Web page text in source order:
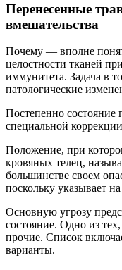
Перенесенные
вмешательства
Почему — вполне
целостности тканей
иммунитета. Задача в
патологические
Постепенно состояние
специальной
Положение, при
кровяных телец,
большинстве своем
поскольку указывает
Основную угрозу
состояние. Одно из
прочие. Список
варианты.